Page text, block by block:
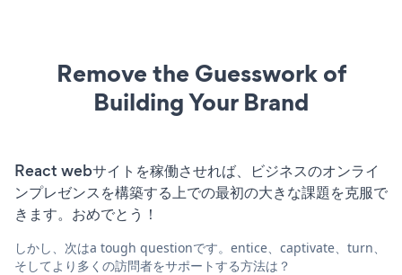
Remove the Guesswork of
Building Your Brand
React webサイトを稼働させれば、ビジネスのオンライ
ンプレゼンスを構築する上での最初の大きな課題を克服で
きます。おめでとう！
しかし、次はa tough questionです。entice、captivate、turn、
そしてより多くの訪問者をサポートする方法は？